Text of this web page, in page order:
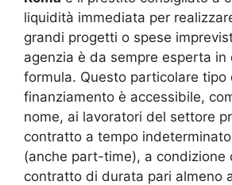
liquidità immediata per
grandi progetti o spese
agenzia è da sempre esperta in
formula. Questo particolare tipo
finanziamento è accessibile,
nome, ai lavoratori del settore
contratto a tempo
(anche part-time), a condizione
contratto di durata pari almeno